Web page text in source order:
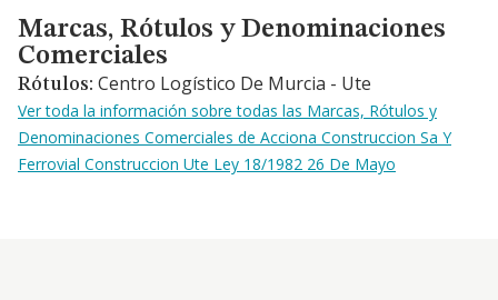
Marcas, Rótulos y Denominaciones Comerciales
Marcas, Rótulos y Denominaciones
Comerciales
Rótulos: Centro Logístico De Murcia - Ute
Ver toda la información sobre todas las Marcas, Rótulos y
Denominaciones Comerciales de Acciona Construccion Sa Y
Ferrovial Construccion Ute Ley 18/1982 26 De Mayo